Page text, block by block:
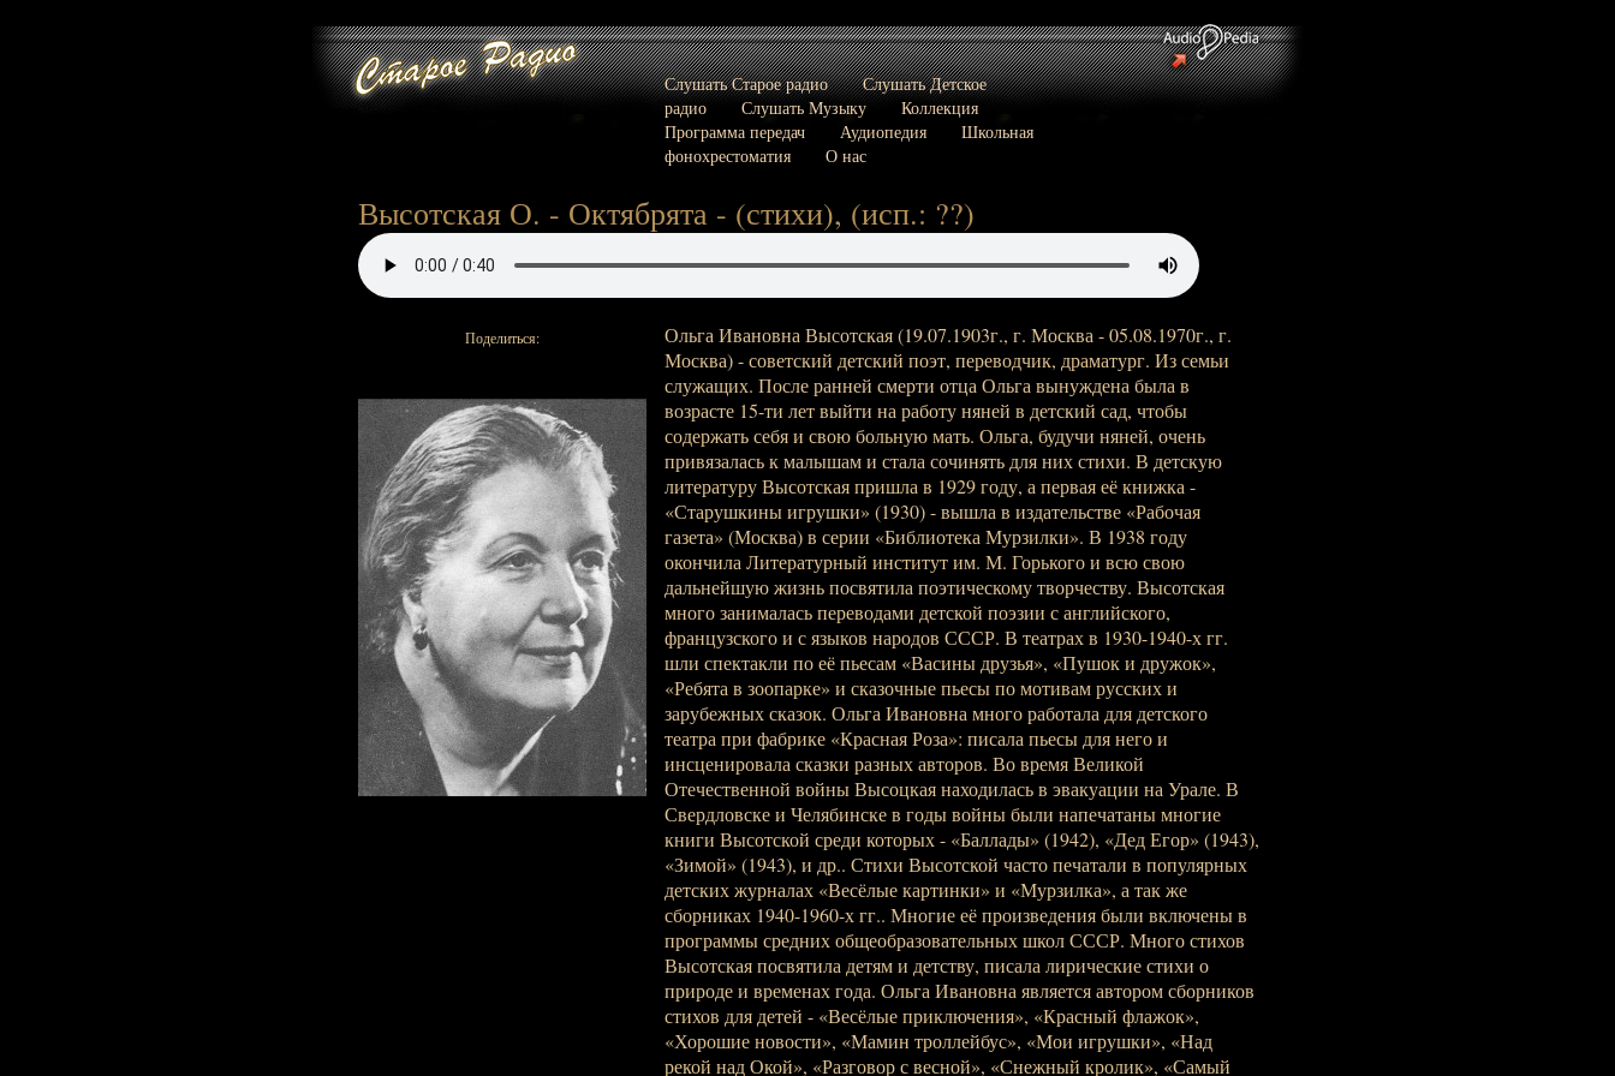
Слушать Старое радио
Слушать Детское
радио
Слушать Музыку
Коллекция
Программа передач
Аудиопедия
Школьная
фонохрестоматия
О нас
Высотская О. - Октябрята - (стихи), (исп.: ??)
Поделиться:
Ольга Ивановна Высотская (19.07.1903г., г. Москва - 05.08.1970г., г.
Москва) - советский детский поэт, переводчик, драматург. Из семьи
служащих. После ранней смерти отца Ольга вынуждена была в
возрасте 15-ти лет выйти на работу няней в детский сад, чтобы
содержать себя и свою больную мать. Ольга, будучи няней, очень
привязалась к малышам и стала сочинять для них стихи. В детскую
литературу Высотская пришла в 1929 году, а первая её книжка -
«Старушкины игрушки» (1930) - вышла в издательстве «Рабочая
газета» (Москва) в серии «Библиотека Мурзилки». В 1938 году
окончила Литературный институт им. М. Горького и всю свою
дальнейшую жизнь посвятила поэтическому творчеству. Высотская
много занималась переводами детской поэзии с английского,
французского и с языков народов СССР. В театрах в 1930-1940-х гг.
шли спектакли по её пьесам «Васины друзья», «Пушок и дружок»,
«Ребята в зоопарке» и сказочные пьесы по мотивам русских и
зарубежных сказок. Ольга Ивановна много работала для детского
театра при фабрике «Красная Роза»: писала пьесы для него и
инсценировала сказки разных авторов. Во время Великой
Отечественной войны Высоцкая находилась в эвакуации на Урале. В
Свердловске и Челябинске в годы войны были напечатаны многие
книги Высотской среди которых - «Баллады» (1942), «Дед Егор» (1943),
«Зимой» (1943), и др.. Стихи Высотской часто печатали в популярных
детских журналах «Весёлые картинки» и «Мурзилка», а так же
сборниках 1940-1960-х гг.. Многие её произведения были включены в
программы средних общеобразовательных школ СССР. Много стихов
Высотская посвятила детям и детству, писала лирические стихи о
природе и временах года. Ольга Ивановна является автором сборников
стихов для детей - «Весёлые приключения», «Красный флажок»,
«Хорошие новости», «Мамин троллейбус», «Мои игрушки», «Над
рекой над Окой», «Разговор с весной», «Снежный кролик», «Самый